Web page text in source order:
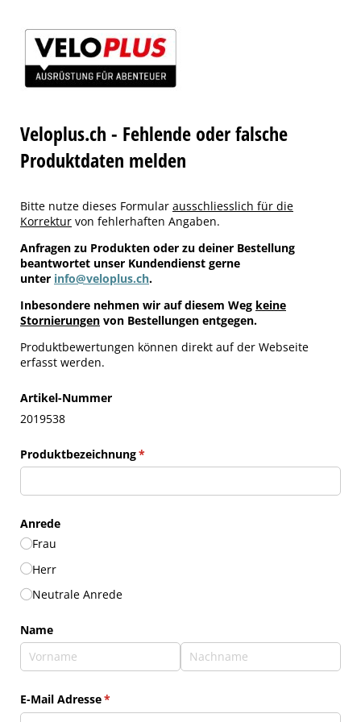
Veloplus.ch - Fehlende oder falsche
Produktdaten melden
Bitte nutze dieses Formular ausschliesslich für die
Korrektur von fehlerhaften Angaben.
Anfragen zu Produkten oder zu deiner Bestellung
beantwortet unser Kundendienst gerne
unter info@veloplus.ch.
Inbesondere nehmen wir auf diesem Weg keine
Stornierungen von Bestellungen entgegen.
Produktbewertungen können direkt auf der Webseite
erfasst werden.
Artikel-Nummer
2019538
Produktbezeichnung*
(erforderlich)
Anrede
Frau
Herr
Neutrale Anrede
Name
E-Mail Adresse*
(erforderlich)